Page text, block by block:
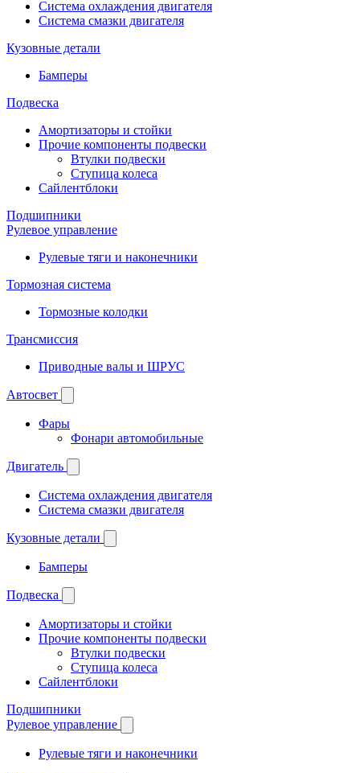
Система охлаждения двигателя
Система смазки двигателя
Кузовные детали
Бамперы
Подвеска
Амортизаторы и стойки
Прочие компоненты подвески
Втулки подвески
Ступица колеса
Сайлентблоки
Подшипники
Рулевое управление
Рулевые тяги и наконечники
Тормозная система
Тормозные колодки
Трансмиссия
Приводные валы и ШРУС
Автосвет
Фары
Фонари автомобильные
Двигатель
Система охлаждения двигателя
Система смазки двигателя
Кузовные детали
Бамперы
Подвеска
Амортизаторы и стойки
Прочие компоненты подвески
Втулки подвески
Ступица колеса
Сайлентблоки
Подшипники
Рулевое управление
Рулевые тяги и наконечники